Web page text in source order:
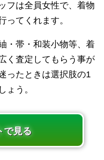
フは全員女性で、着物
ってくれます。
・帯・和装小物等、着
く査定してもらう事が
ったときは選択肢の1
ょう。
で見る